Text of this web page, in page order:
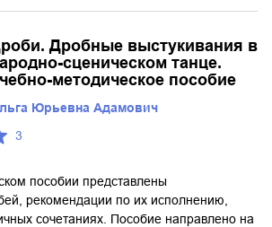
Дробные выстукивания в
сценическом танце.
методическое пособие
Юрьевна Адамович
3
пособии представлены
рекомендации по их исполнению,
сочетаниях. Пособие направлено на